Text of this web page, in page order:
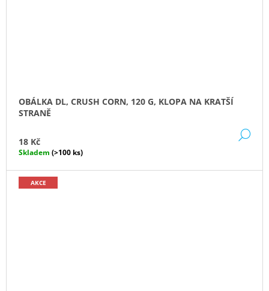
OBÁLKA DL, CRUSH CORN, 120 G, KLOPA NA KRATŠÍ
STRANĚ
18 Kč
Skladem (>100 ks)
AKCE